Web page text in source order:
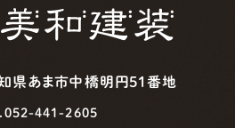
県あま市中橋明円51番地
441-2605